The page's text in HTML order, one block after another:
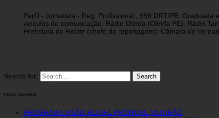
Perfil - Jornalista - Reg. Profissional , 996 DRT/PE.
veículos de comunicação: Rádio Olinda (Olinda PE); Rádio
Prefeitura do Recife (chefe de reportagem); Câmara de
Search for:
Posts recentes
PROGRAMA VISÃO RECIFE PROMOVE MUTIRÃO